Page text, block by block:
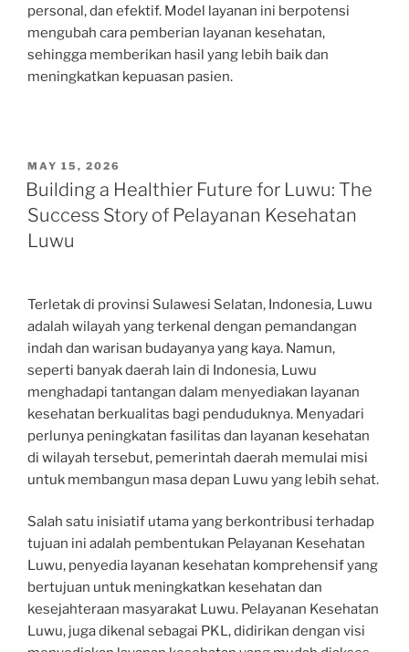
personal, dan efektif. Model layanan ini berpotensi
mengubah cara pemberian layanan kesehatan,
sehingga memberikan hasil yang lebih baik dan
meningkatkan kepuasan pasien.
POSTED
ON
MAY 15, 2026
Building a Healthier Future for Luwu: The
Success Story of Pelayanan Kesehatan
Luwu
Terletak di provinsi Sulawesi Selatan, Indonesia, Luwu
adalah wilayah yang terkenal dengan pemandangan
indah dan warisan budayanya yang kaya. Namun,
seperti banyak daerah lain di Indonesia, Luwu
menghadapi tantangan dalam menyediakan layanan
kesehatan berkualitas bagi penduduknya. Menyadari
perlunya peningkatan fasilitas dan layanan kesehatan
di wilayah tersebut, pemerintah daerah memulai misi
untuk membangun masa depan Luwu yang lebih sehat.
Salah satu inisiatif utama yang berkontribusi terhadap
tujuan ini adalah pembentukan Pelayanan Kesehatan
Luwu, penyedia layanan kesehatan komprehensif yang
bertujuan untuk meningkatkan kesehatan dan
kesejahteraan masyarakat Luwu. Pelayanan Kesehatan
Luwu, juga dikenal sebagai PKL, didirikan dengan visi